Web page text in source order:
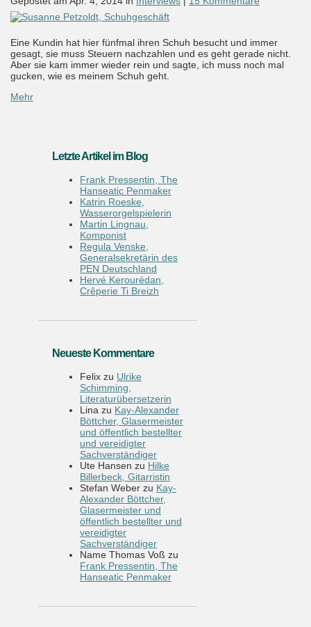
Eine Kundin hat hier fünfmal ihren Schuh besucht und immer
gesagt, sie muss Steuern nachzahlen und es geht gerade nicht.
Aber sie kam immer wieder rein und sagte, ich muss noch mal
gucken, wie es meinem Schuh geht.
Mehr
Letzte Artikel im Blog
Frank Pressentin, The
Hanseatic Penmaker
Katrin Roeske,
Wasserorgelspielerin
Martin Lingnau,
Komponist
Regula Venske,
Generalsekretärin des
PEN Deutschland
Hervé Kerourédan,
Crêperie Ti Breizh
Neueste Kommentare
Felix zu Ulrike
Schimming,
Literaturübersetzerin
Lina zu Kay-Alexander
Böttcher, Glasermeister
und öffentlich bestellter
und vereidigter
Sachverständiger
Ute Hansen zu Hilke
Billerbeck, Gitarristin
Stefan Weber zu Kay-
Alexander Böttcher,
Glasermeister und
öffentlich bestellter und
vereidigter
Sachverständiger
Name Thomas Voß zu
Frank Pressentin, The
Hanseatic Penmaker